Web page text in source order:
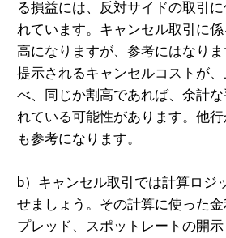
る損益には、反対サイドの取引
れています。キャンセル取引に
高になりますが、参考にはなり
提示されるキャンセルコストが
べ、同じか割高であれば、余計
れている可能性があります。他
も参考になります。
b）キャンセル取引では計算ロジ
せましょう。その計算に使った
プレッド、スポットレートの開